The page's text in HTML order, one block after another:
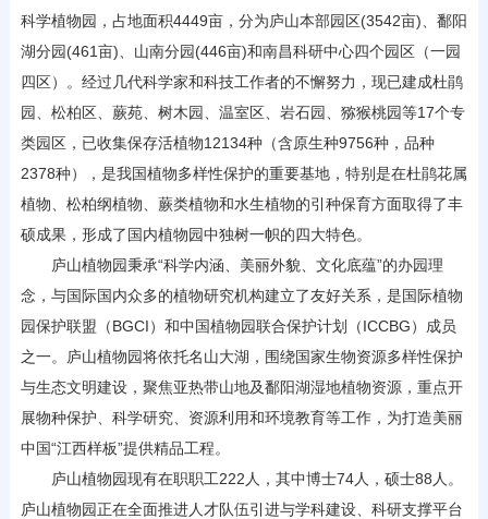
科学植物园，占地面积4449亩，分为庐山本部园区(3542亩)、鄱阳
湖分园(461亩)、山南分园(446亩)和南昌科研中心四个园区（一园
四区）。经过几代科学家和科技工作者的不懈努力，现已建成杜鹃
园、松柏区、蕨苑、树木园、温室区、岩石园、猕猴桃园等17个专
类园区，已收集保存活植物12134种（含原生种9756种，品种
2378种），是我国植物多样性保护的重要基地，特别是在杜鹃花属
植物、松柏纲植物、蕨类植物和水生植物的引种保育方面取得了丰
硕成果，形成了国内植物园中独树一帜的四大特色。
庐山植物园秉承“科学内涵、美丽外貌、文化底蕴”的办园理
念，与国际国内众多的植物研究机构建立了友好关系，是国际植物
园保护联盟（BGCI）和中国植物园联合保护计划（ICCBG） 成员
之一。庐山植物园将依托名山大湖，围绕国家生物资源多样性保护
与生态文明建设，聚焦亚热带山地及鄱阳湖湿地植物资源，重点开
展物种保护、科学研究、资源利用和环境教育等工作，为打造美丽
中国“江西样板”提供精品工程。
庐山植物园现有在职职工222人，其中博士74人，硕士88人。
庐山植物园正在全面推进人才队伍引进与学科建设、科研支撑平台